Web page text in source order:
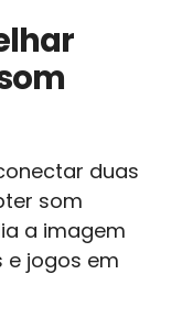
duas
som
a imagem
e jogos em